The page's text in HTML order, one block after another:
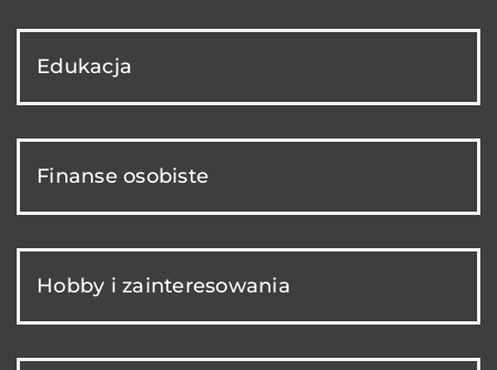
Edukacja
Finanse osobiste
Hobby i zainteresowania